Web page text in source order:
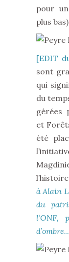
pour
plus bas)
[EDIT
sont
qui
du
gérées
et
été
à Alain
du
l’ONF,
d’ombre…